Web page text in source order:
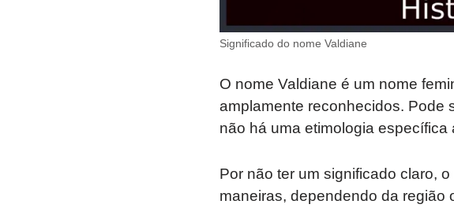
Significado do nome Valdiane
O nome Valdiane é um nome
amplamente reconhecidos. Pode
não há uma etimologia específica
Por não ter um significado claro,
maneiras, dependendo da região